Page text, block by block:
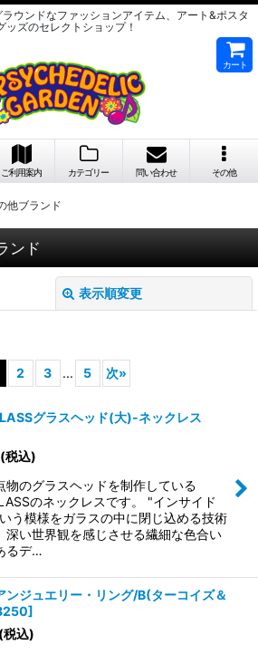
ウンドなファッションアイテム、アート&ポスタ
ッズのセレクトショップ！
カート
ご利用案内 カテゴリー 問い合わせ その他
他ブランド
ンド
表示順変更
絞り込む
2 3 ... 5 次»
グラスヘッド(大)-ネックレス
(税込)
物のグラスヘッドを制作している
のネックレスです。 "インサイド
う模様をガラスの中に閉じ込める技術
深い世界観を感じさせる繊細な色合い
るデ…
ンジュエリー・リング/B(ターコイズ＆
]
(税込)